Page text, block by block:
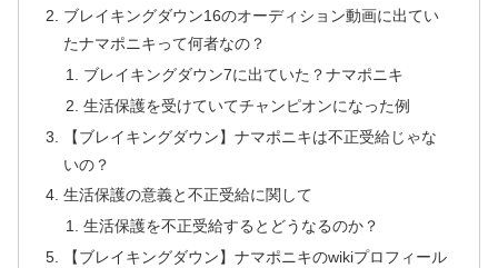
ブレイキングダウン16のオーディション動画に出てい
たナマポニキって何者なの？
ブレイキングダウン7に出ていた？ナマポニキ
生活保護を受けていてチャンピオンになった例
【ブレイキングダウン】ナマポニキは不正受給じゃな
いの？
生活保護の意義と不正受給に関して
生活保護を不正受給するとどうなるのか？
【ブレイキングダウン】ナマポニキのwikiプロフィール